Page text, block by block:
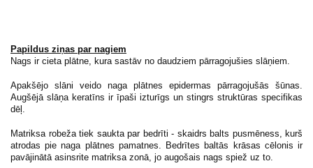
Papildus ziņas par nagiem
Nags ir cieta plātne, kura sastāv no daudziem pārragojušies slāņiem.
Apakšējo slāni veido naga plātnes epidermas pārragojušās šūnas.
Augšējā slāņa keratīns ir īpaši izturīgs un stingrs struktūras specifikas
dēļ.
Matriksa robeža tiek saukta par bedrīti - skaidrs balts pusmēness, kurš
atrodas pie naga plātnes pamatnes. Bedrītes baltās krāsas cēlonis ir
pavājinātā asinsrite matriksa zonā, jo augošais nags spiež uz to.